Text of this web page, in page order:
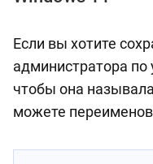
Если вы хотите
администратора по
чтобы она
можете